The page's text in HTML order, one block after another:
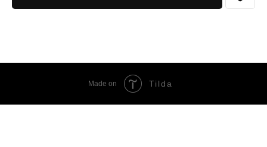
Made on Tilda